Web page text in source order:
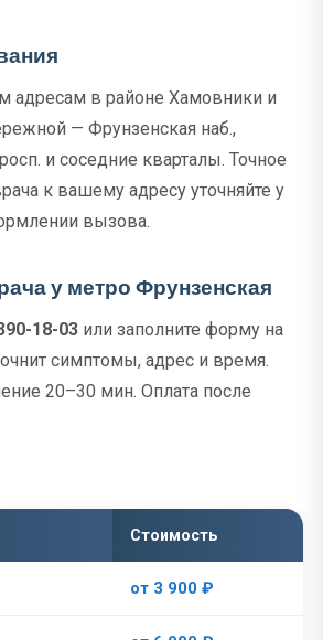
адресам в районе Хамовники и
— Фрунзенская наб.,
и соседние кварталы. Точное
к вашему адресу уточняйте у
вызова.
у метро Фрунзенская
18-03 или заполните форму на
симптомы, адрес и время.
20–30 мин. Оплата после
Стоимость
от 3 900 ₽